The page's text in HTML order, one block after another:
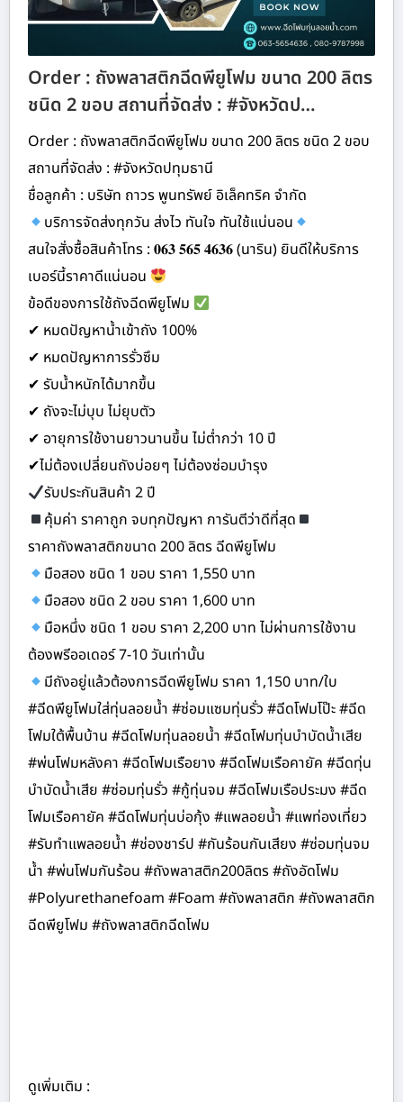
Order : ถังพลาสติกฉีดพียูโฟม ขนาด 200 ลิตร
ชนิด 2 ขอบ สถานที่จัดส่ง : #จังหวัดป…
Order : ถังพลาสติกฉีดพียูโฟม ขนาด 200 ลิตร ชนิด 2 ขอบ
สถานที่จัดส่ง : #จังหวัดปทุมธานี
ชื่อลูกค้า : บริษัท ถาวร พูนทรัพย์ อิเล็คทริค จำกัด
บริการจัดส่งทุกวัน ส่งไว ทันใจ ทันใช้แน่นอน
สนใจสั่งซื้อสินค้าโทร : 𝟎𝟔𝟑 𝟓𝟔𝟓 𝟒𝟔𝟑𝟔 (นาริน) ยินดีให้บริการ
เบอร์นี้ราคาดีแน่นอน
ข้อดีของการใช้ถังฉีดพียูโฟม
✔ หมดปัญหาน้ำเข้าถัง 100%
✔ หมดปัญหาการรั่วซึม
✔ รับน้ำหนักได้มากขึ้น
✔ ถังจะไม่บุบ ไม่ยุบตัว
✔ อายุการใช้งานยาวนานขึ้น ไม่ต่ำกว่า 10 ปี
✔ไม่ต้องเปลี่ยนถังบ่อยๆ ไม่ต้องซ่อมบำรุง
รับประกันสินค้า 2 ปี
คุ้มค่า ราคาถูก จบทุกปัญหา การันตีว่าดีที่สุด
ราคาถังพลาสติกขนาด 200 ลิตร ฉีดพียูโฟม
มือสอง ชนิด 1 ขอบ ราคา 1,550 บาท
มือสอง ชนิด 2 ขอบ ราคา 1,600 บาท
มือหนึ่ง ชนิด 1 ขอบ ราคา 2,200 บาท ไม่ผ่านการใช้งาน
ต้องพรีออเดอร์ 7-10 วันเท่านั้น
มีถังอยู่แล้วต้องการฉีดพียูโฟม ราคา 1,150 บาท/ใบ
#ฉีดพียูโฟมใส่ทุ่นลอยน้ำ #ซ่อมแซมทุ่นรั่ว #ฉีดโฟมโป๊ะ #ฉีด
โฟมใต้พื้นบ้าน #ฉีดโฟมทุ่นลอยน้ำ #ฉีดโฟมทุ่นบำบัดน้ำเสีย
#พ่นโฟมหลังคา #ฉีดโฟมเรือยาง #ฉีดโฟมเรือคายัค #ฉีดทุ่น
บำบัดน้ำเสีย #ซ่อมทุ่นรั่ว #กู้ทุ่นจม #ฉีดโฟมเรือประมง #ฉีด
โฟมเรือคายัค #ฉีดโฟมทุ่นบ่อกุ้ง #แพลอยน้ำ #แพท่องเที่ยว
#รับทำแพลอยน้ำ #ช่องชาร์ป #กันร้อนกันเสียง #ซ่อมทุ่นจม
น้ำ #พ่นโฟมกันร้อน #ถังพลาสติก200ลิตร #ถังอัดโฟม
#Polyurethanefoam #Foam #ถังพลาสติก #ถังพลาสติก
ฉีดพียูโฟม #ถังพลาสติกฉีดโฟม
ดูเพิ่มเติม :